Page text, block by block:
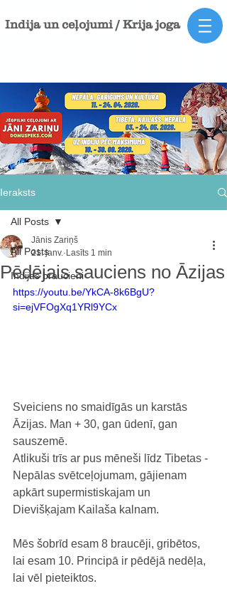
Indija un ceļojumi / Krija joga
Ieraksts
All Posts
Indijas braucieni
All Posts
Pēdējais sauciens no Āzijas
Jānis Zariņš
21. janv. Lasīts 1 min
https://youtu.be/YkCA-8k6BgU?
si=ejVFOgXq1YRl9YCx
Sveiciens no smaidīgās un karstās
Āzijas. Man + 30, gan ūdenī, gan
sauszemē.
Atlikuši trīs ar pus mēneši līdz Tibetas -
Nepālas svētceļojumam, gājienam
apkārt supermistiskajam un
Dievišķajam Kailaša kalnam.
Mēs šobrīd esam 8 braucēji, gribētos,
lai esam 10. Principā ir pēdējā nedēļa,
lai vēl pieteiktos.